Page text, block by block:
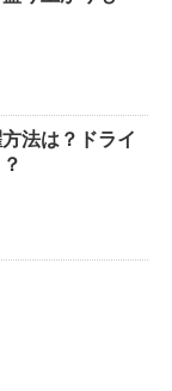
き気もあ
られる？
ダカ。そ
簡単に解
法は？ドライ